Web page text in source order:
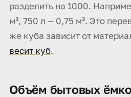
разделить на 1000.
м³, 750 л — 0,75 м³. Это
же куба зависит от
весит куб.
Объём бытовых